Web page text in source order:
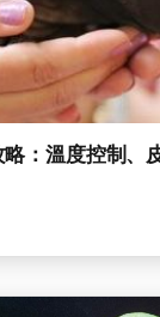
：溫度控制、